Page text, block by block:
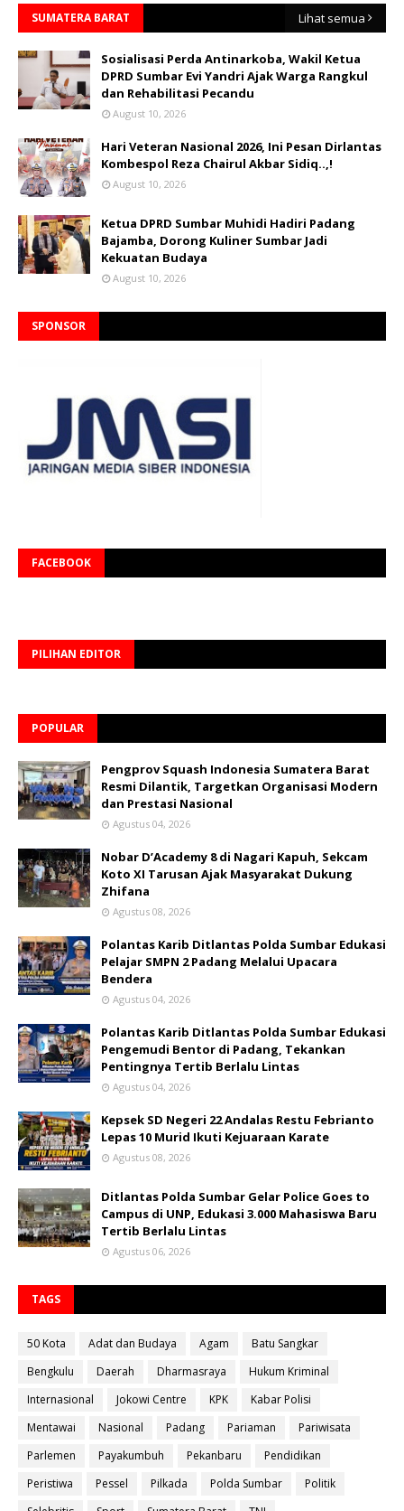
SUMATERA BARAT Lihat semua
Sosialisasi Perda Antinarkoba, Wakil Ketua
DPRD Sumbar Evi Yandri Ajak Warga Rangkul
dan Rehabilitasi Pecandu
August 10, 2026
Hari Veteran Nasional 2026, Ini Pesan Dirlantas
Kombespol Reza Chairul Akbar Sidiq..,!
August 10, 2026
Ketua DPRD Sumbar Muhidi Hadiri Padang
Bajamba, Dorong Kuliner Sumbar Jadi
Kekuatan Budaya
August 10, 2026
SPONSOR
FACEBOOK
PILIHAN EDITOR
POPULAR
Pengprov Squash Indonesia Sumatera Barat
Resmi Dilantik, Targetkan Organisasi Modern
dan Prestasi Nasional
Agustus 04, 2026
Nobar D’Academy 8 di Nagari Kapuh, Sekcam
Koto XI Tarusan Ajak Masyarakat Dukung
Zhifana
Agustus 08, 2026
Polantas Karib Ditlantas Polda Sumbar Edukasi
Pelajar SMPN 2 Padang Melalui Upacara
Bendera
Agustus 04, 2026
Polantas Karib Ditlantas Polda Sumbar Edukasi
Pengemudi Bentor di Padang, Tekankan
Pentingnya Tertib Berlalu Lintas
Agustus 04, 2026
Kepsek SD Negeri 22 Andalas Restu Febrianto
Lepas 10 Murid Ikuti Kejuaraan Karate
Agustus 08, 2026
Ditlantas Polda Sumbar Gelar Police Goes to
Campus di UNP, Edukasi 3.000 Mahasiswa Baru
Tertib Berlalu Lintas
Agustus 06, 2026
TAGS
50 Kota Adat dan Budaya Agam
Batu Sangkar
Bengkulu
Daerah Dharmasraya
Hukum Kriminal
Internasional
Jokowi Centre KPK
Kabar Polisi
Mentawai
Nasional Padang Pariaman
Pariwisata
Parlemen
Payakumbuh Pekanbaru
Pendidikan
Peristiwa
Pessel Pilkada Polda Sumbar
Politik